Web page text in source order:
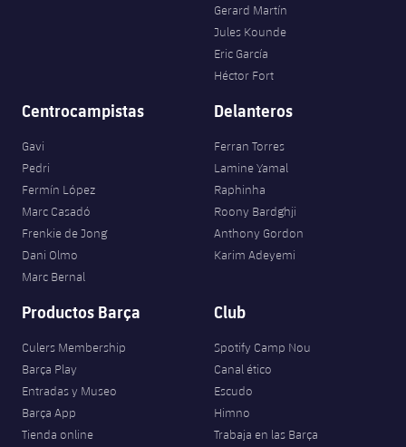
Gerard Martín
Jules Kounde
Eric García
Héctor Fort
Centrocampistas
Gavi
Pedri
Fermín López
Marc Casadó
Frenkie de Jong
Dani Olmo
Marc Bernal
Delanteros
Ferran Torres
Lamine Yamal
Raphinha
Roony Bardghji
Anthony Gordon
Karim Adeyemi
Productos Barça
Culers Membership
Barça Play
Entradas y Museo
Barça App
Tienda online
Club
Spotify Camp Nou
Canal ético
Escudo
Himno
Trabaja en las Barça